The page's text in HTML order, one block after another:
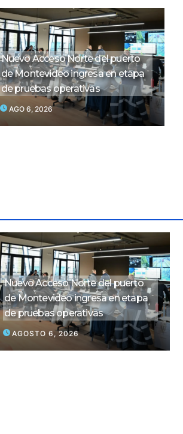
Nuevo Acceso Norte del puerto
de Montevideo ingresa en etapa
de pruebas operativas
AGO 6, 2026
Nuevo Acceso Norte del puerto
de Montevideo ingresa en etapa
de pruebas operativas
AGOSTO 6, 2026